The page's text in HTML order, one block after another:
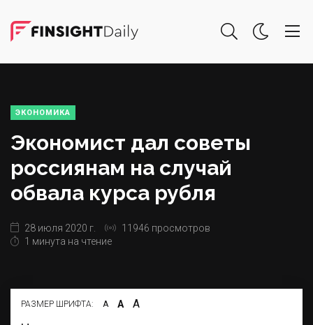
ЭКОНОМИКА
Экономист дал советы
россиянам на случай
обвала курса рубля
28 июля 2020 г.
11946 просмотров
1 минута на чтение
РАЗМЕР ШРИФТА: А А А